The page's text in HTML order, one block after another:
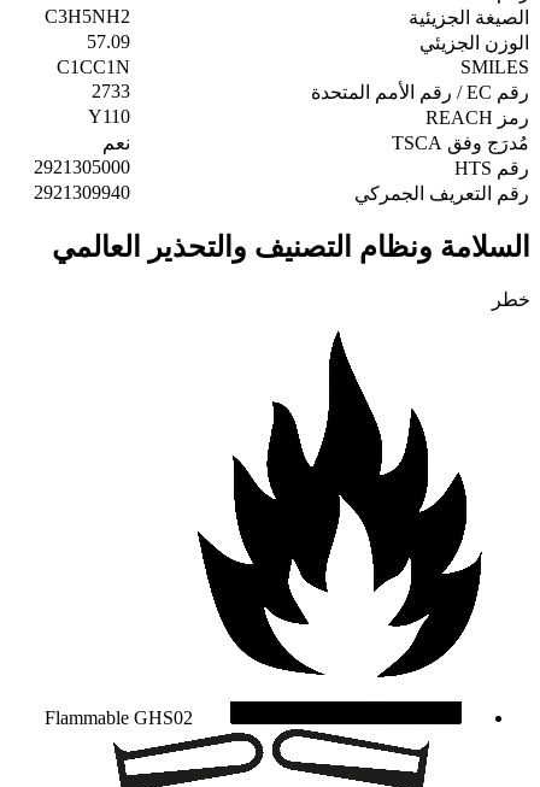
الصيغة الجزيئية
C3H5NH2
الوزن الجزيئي
57.09
SMILES
C1CC1N
رقم EC / رقم الأمم المتحدة
2733
رمز REACH
Y110
مُدرَج وفق TSCA
نعم
رقم HTS
2921305000
رقم التعريف الجمركي
2921309940
السلامة ونظام التصنيف والتحذير العالمي
خطر
Flammable GHS02